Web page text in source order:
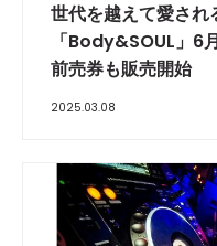
世代を越えて愛され
「Body&SOUL」6
前売券も販売開始
2025.03.08